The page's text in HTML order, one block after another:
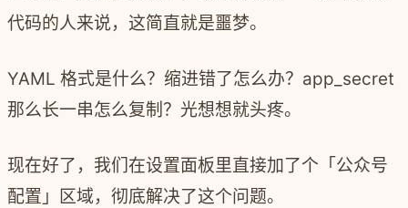
代码的人来说，这简直就是噩梦。
YAML 格式是什么？缩进错了怎么办？app_secret
那么长一串怎么复制？光想想就头疼。
现在好了，我们在设置面板里直接加了个「公众号
配置」区域，彻底解决了这个问题。